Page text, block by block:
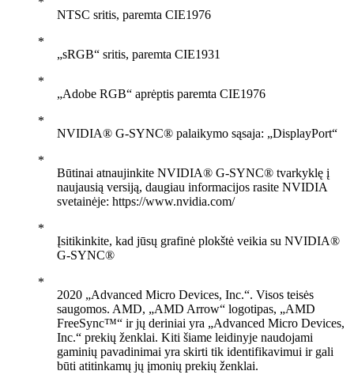
NTSC sritis, paremta CIE1976
„sRGB“ sritis, paremta CIE1931
„Adobe RGB“ aprėptis paremta CIE1976
NVIDIA® G-SYNC® palaikymo sąsaja: „DisplayPort“
Būtinai atnaujinkite NVIDIA® G-SYNC® tvarkyklę į
naujausią versiją, daugiau informacijos rasite NVIDIA
svetainėje: https://www.nvidia.com/
Įsitikinkite, kad jūsų grafinė plokštė veikia su NVIDIA®
G-SYNC®
2020 „Advanced Micro Devices, Inc.“. Visos teisės
saugomos. AMD, „AMD Arrow“ logotipas, „AMD
FreeSync™“ ir jų deriniai yra „Advanced Micro Devices,
Inc.“ prekių ženklai. Kiti šiame leidinyje naudojami
gaminių pavadinimai yra skirti tik identifikavimui ir gali
būti atitinkamų jų įmonių prekių ženklai.